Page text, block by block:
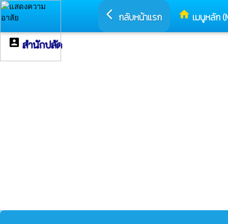
arrow_back_ios กลับหน้าแรก home เมนูหลัก
account_box สำนักปลัด